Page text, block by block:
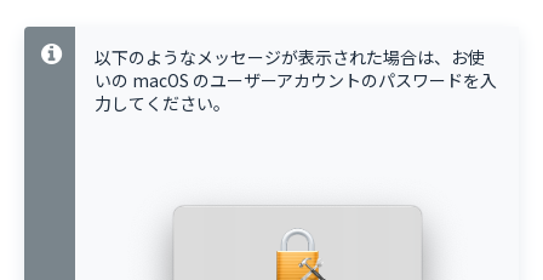
以下のようなメッセージが表示された場合は、お使
いの macOS のユーザーアカウントのパスワードを入
力してください。